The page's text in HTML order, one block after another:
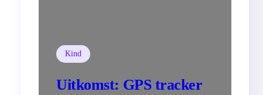
Kind
Uitkomst: GPS tracker